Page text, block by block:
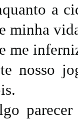
a
minha
me
nosso